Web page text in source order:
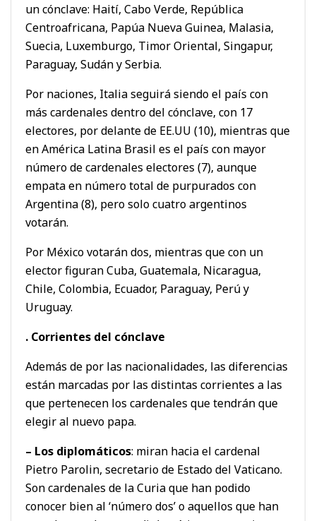
un cónclave: Haití, Cabo Verde, República
Centroafricana, Papúa Nueva Guinea, Malasia,
Suecia, Luxemburgo, Timor Oriental, Singapur,
Paraguay, Sudán y Serbia.
Por naciones, Italia seguirá siendo el país con
más cardenales dentro del cónclave, con 17
electores, por delante de EE.UU (10), mientras que
en América Latina Brasil es el país con mayor
número de cardenales electores (7), aunque
empata en número total de purpurados con
Argentina (8), pero solo cuatro argentinos
votarán.
Por México votarán dos, mientras que con un
elector figuran Cuba, Guatemala, Nicaragua,
Chile, Colombia, Ecuador, Paraguay, Perú y
Uruguay.
. Corrientes del cónclave
Además de por las nacionalidades, las diferencias
están marcadas por las distintas corrientes a las
que pertenecen los cardenales que tendrán que
elegir al nuevo papa.
– Los diplomáticos: miran hacia el cardenal
Pietro Parolin, secretario de Estado del Vaticano.
Son cardenales de la Curia que han podido
conocer bien al ‘número dos’ o aquellos que han